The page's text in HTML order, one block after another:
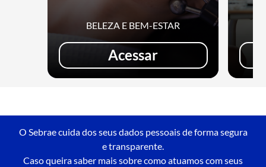
BELEZA E BEM-ESTAR
Acessar
O Sebrae cuida dos seus dados pessoais de forma segura
e transparente.
Caso queira saber mais sobre como atuamos com seus